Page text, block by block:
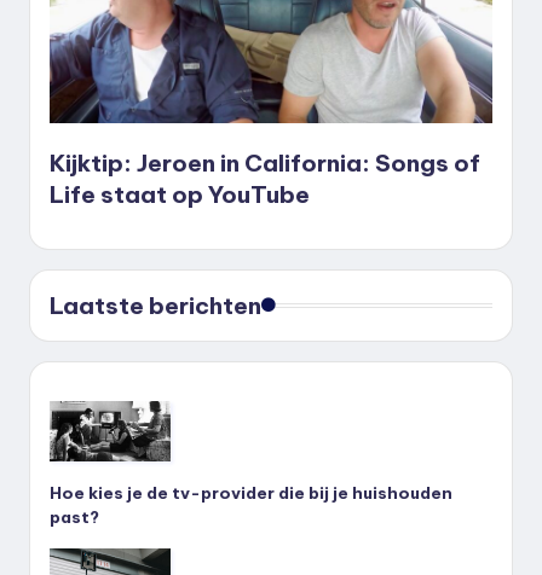
Kijktip: Jeroen in California: Songs of
Life staat op YouTube
Laatste berichten
Hoe kies je de tv-provider die bij je huishouden
past?